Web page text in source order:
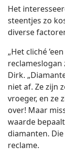
Het
steentjes zo
diverse
„Het cliché
reclameslogan
Dirk.
niet af. Ze zijn
vroeger, en ze
over! Maar
waarde
diamanten.
reclame.